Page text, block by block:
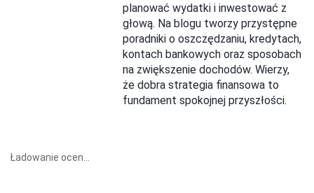
planować wydatki i inwestować z
głową. Na blogu tworzy przystępne
poradniki o oszczędzaniu, kredytach,
kontach bankowych oraz sposobach
na zwiększenie dochodów. Wierzy,
że dobra strategia finansowa to
fundament spokojnej przyszłości.
Ładowanie ocen...